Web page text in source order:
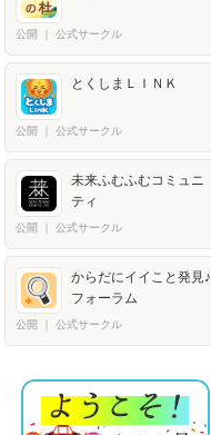
公開 公式サークル
とくしまＬＩＮＫ
公開 公式サークル
未来ふむふむコミュニ
ティ
公開 公式サークル
からだにイイこと発見♪
フォーラム
公開 公式サークル